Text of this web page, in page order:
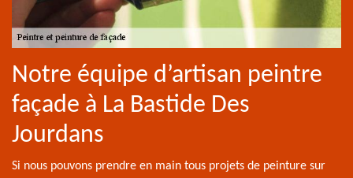
Notre équipe d’artisan peintre
façade à La Bastide Des
Jourdans
Si nous pouvons prendre en main tous projets de peinture sur